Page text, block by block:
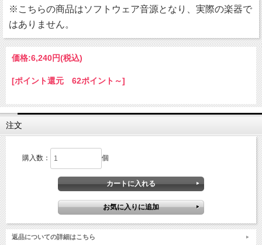
※こちらの商品はソフトウェア音源となり、実際の楽器で
はありません。
価格:6,240円(税込)
[ポイント還元 62ポイント～]
注文
購入数： 個
返品についての詳細はこちら